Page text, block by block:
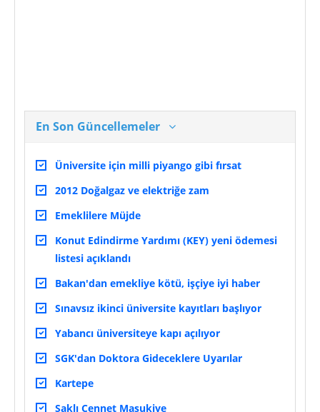
En Son Güncellemeler
Üniversite için milli piyango gibi fırsat
2012 Doğalgaz ve elektriğe zam
Emeklilere Müjde
Konut Edindirme Yardımı (KEY) yeni ödemesi
listesi açıklandı
Bakan'dan emekliye kötü, işçiye iyi haber
Sınavsız ikinci üniversite kayıtları başlıyor
Yabancı üniversiteye kapı açılıyor
SGK'dan Doktora Gideceklere Uyarılar
Kartepe
Saklı Cennet Maşukiye